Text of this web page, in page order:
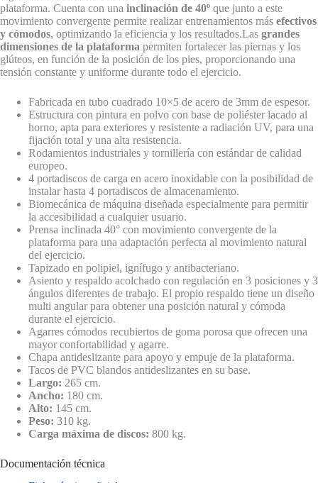
plataforma. Cuenta con una inclinación de 40º que junto a este
movimiento convergente permite realizar entrenamientos más efectivos
y cómodos, optimizando la eficiencia y los resultados.Las grandes
dimensiones de la plataforma permiten fortalecer las piernas y los
glúteos, en función de la posición de los pies, proporcionando una
tensión constante y uniforme durante todo el ejercicio.
Fabricada en tubo cuadrado 10×5 de acero de 3mm de espesor.
Estructura con pintura en polvo con base de poliéster lacado al
horno, apta para exteriores y resistente a radiación UV, para una
fijación total y una alta resistencia.
Rodamientos industriales y tornillería con estándar de calidad
europeo.
4 portadiscos de carga en acero inoxidable con la posibilidad de
instalar hasta 4 portadiscos de almacenamiento.
Biomecánica de máquina diseñada especialmente para permitir
la accesibilidad a cualquier usuario.
Prensa inclinada 40° con movimiento convergente de la
plataforma para una adaptación perfecta al movimiento natural
del ejercicio.
Tapizado en polipiel, ignífugo y antibacteriano.
Asiento y respaldo acolchado con regulación en 3 posiciones y 3
ángulos diferentes de trabajo. El propio respaldo tiene un diseño
multi angular para obtener una posición natural y cómoda
durante el ejercicio.
Agarres cómodos recubiertos de goma porosa que ofrecen una
mayor confortabilidad y agarre.
Chapa antideslizante para apoyo y empuje de la plataforma.
Tacos de PVC blandos antideslizantes en su base.
Largo: 265 cm.
Ancho: 180 cm.
Alto: 145 cm.
Peso: 310 kg.
Carga máxima de discos: 800 kg.
Documentación técnica